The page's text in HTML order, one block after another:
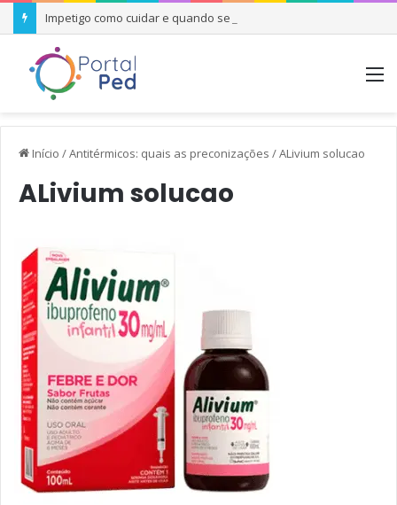
Impetigo como cuidar e quando se preocupar
Início /Antitérmicos: quais as preconizações /ALivium solucao
ALivium solucao